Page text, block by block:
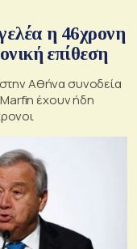
η 46χρονη
επίθεση
Αθήνα συνοδεία
Marfin έχουν ήδη